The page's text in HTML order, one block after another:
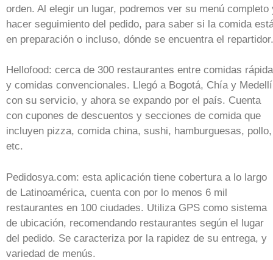
orden. Al elegir un lugar, podremos ver su menú completo
hacer seguimiento del pedido, para saber si la comida
en preparación o incluso, dónde se encuentra el repartidor.
Hellofood: cerca de 300 restaurantes entre comidas
y comidas convencionales. Llegó a Bogotá, Chía y
con su servicio, y ahora se expando por el país. Cuenta
con cupones de descuentos y secciones de comida que
incluyen pizza, comida china, sushi, hamburguesas, pollo,
etc.
Pedidosya.com: esta aplicación tiene cobertura a lo largo
de Latinoamérica, cuenta con por lo menos 6 mil
restaurantes en 100 ciudades. Utiliza GPS como sistema
de ubicación, recomendando restaurantes según el lugar
del pedido. Se caracteriza por la rapidez de su entrega, y
variedad de menús.